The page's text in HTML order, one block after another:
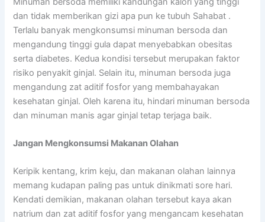
dan tidak memberikan gizi apa pun ke tubuh Sahabat .
Terlalu banyak mengkonsumsi minuman bersoda dan
mengandung tinggi gula dapat menyebabkan obesitas
serta diabetes. Kedua kondisi tersebut merupakan faktor
risiko penyakit ginjal. Selain itu, minuman bersoda juga
mengandung zat aditif fosfor yang membahayakan
kesehatan ginjal. Oleh karena itu, hindari minuman bersoda
dan minuman manis agar ginjal tetap terjaga baik.
Jangan Mengkonsumsi Makanan Olahan
Keripik kentang, krim keju, dan makanan olahan lainnya
memang kudapan paling pas untuk dinikmati sore hari.
Kendati demikian, makanan olahan tersebut kaya akan
natrium dan zat aditif fosfor yang mengancam kesehatan